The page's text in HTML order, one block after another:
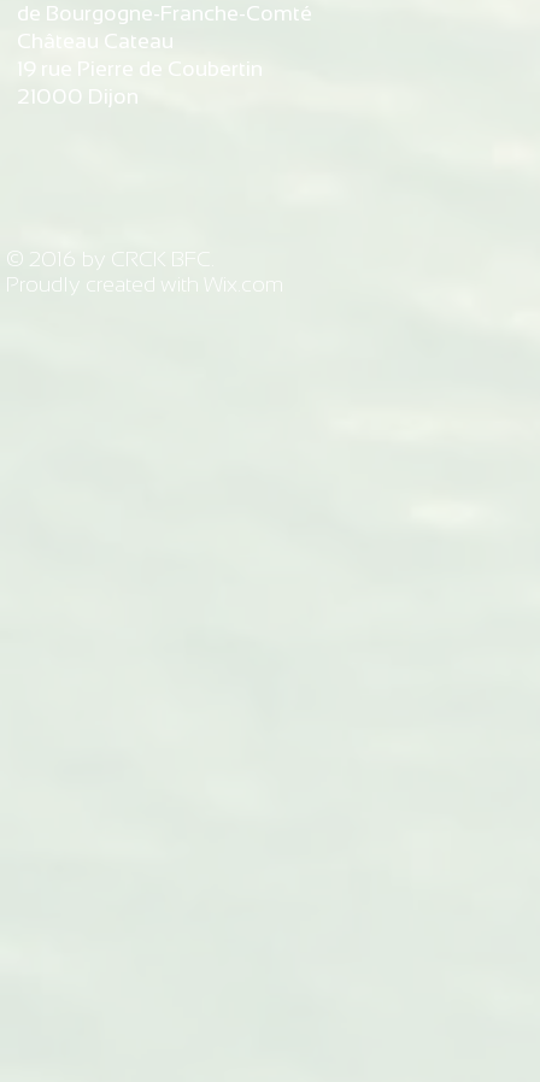
© 2016 by CRCK BFC.
Proudly created with Wix.com
de Bourgogne-Franche-Comté
Château Cateau
19 rue Pierre de Coubertin
21000 Dijon